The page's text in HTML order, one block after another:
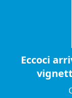
Eccoci